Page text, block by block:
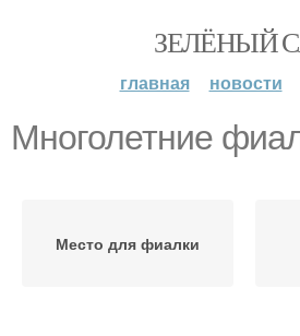
ЗЕЛЁНЫЙ
главная новости
Многолетние
Место для фиалки